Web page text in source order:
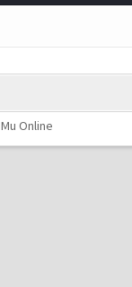
Mu Online